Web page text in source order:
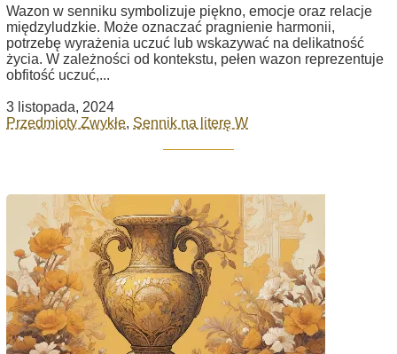
Wazon w senniku symbolizuje piękno, emocje oraz relacje
międzyludzkie. Może oznaczać pragnienie harmonii,
potrzebę wyrażenia uczuć lub wskazywać na delikatność
życia. W zależności od kontekstu, pełen wazon reprezentuje
obfitość uczuć,...
3 listopada, 2024
Przedmioty Zwykłe, Sennik na literę W